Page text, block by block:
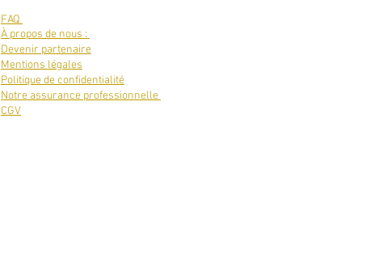
FAQ
À propos de nous :
Devenir partenaire
Mentions légales
Politique de confidentialité
Notre assurance professionnelle
CGV